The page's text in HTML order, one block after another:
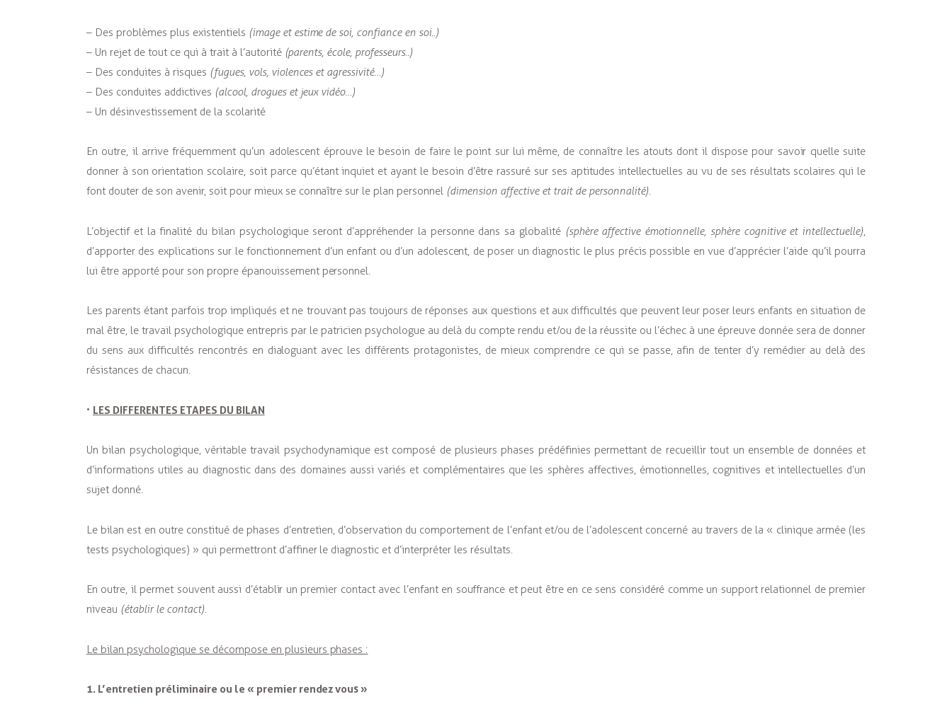
– Des problèmes plus existentiels (image et estime de soi, confiance en soi..)
– Un rejet de tout ce qui à trait à l’autorité(parents, école, professeurs..)
– Des conduites à risques (fugues, vols, violences et agressivité…)
– Des conduites addictives (alcool, drogues et jeux vidéo…)
– Un désinvestissement de la scolarité
En outre, il arrive fréquemment qu’un adolescent éprouve le besoin de faire le point sur lui même, de connaître les atouts dont il dispose pour savoir quelle suite
donner à son orientation scolaire, soit parce qu’étant inquiet et ayant le besoin d’être rassuré sur ses aptitudes intellectuelles au vu de ses résultats scolaires qui le
font douter de son avenir, soit pour mieux se connaître sur le plan personnel (dimension affective et trait de personnalité).
L’objectif et la finalité du bilan psychologique seront d’appréhender la personne dans sa globalité (sphère affective émotionnelle, sphère cognitive et intellectuelle),
d’apporter des explications sur le fonctionnement d’un enfant ou d’un adolescent, de poser un diagnostic le plus précis possible en vue d’apprécier l’aide qu’il pourra
lui être apporté pour son propre épanouissement personnel.
Les parents étant parfois trop impliqués et ne trouvant pas toujours de réponses aux questions et aux difficultés que peuvent leur poser leurs enfants en situation de
mal être, le travail psychologique entrepris par le patricien psychologue au delà du compte rendu et/ou de la réussite ou l’échec à une épreuve donnée sera de donner
du sens aux difficultés rencontrés en dialoguant avec les différents protagonistes, de mieux comprendre ce qui se passe, afin de tenter d’y remédier au delà des
résistances de chacun.
• LES DIFFERENTES ETAPES DU BILAN
Un bilan psychologique, véritable travail psychodynamique est composé de plusieurs phases prédéfinies permettant de recueillir tout un ensemble de données et
d’informations utiles au diagnostic dans des domaines aussi variés et complémentaires que les sphères affectives, émotionnelles, cognitives et intellectuelles d’un
sujet donné.
Le bilan est en outre constitué de phases d’entretien, d’observation du comportement de l’enfant et/ou de l’adolescent concerné au travers de la « clinique armée (les
tests psychologiques) » qui permettront d’affiner le diagnostic et d’interpréter les résultats.
En outre, il permet souvent aussi d’établir un premier contact avec l’enfant en souffrance et peut être en ce sens considéré comme un support relationnel de premier
niveau (établir le contact).
Le bilan psychologique se décompose en plusieurs phases :
1. L’entretien préliminaire ou le « premier rendez vous »